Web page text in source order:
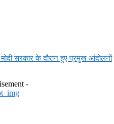
सरकार के दौरान हुए प्रमुख आंदोलनों
-